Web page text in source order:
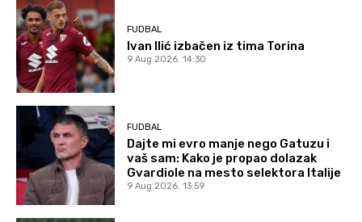
FUDBAL
Ivan Ilić izbačen iz tima Torina
9 Aug 2026. 14:30
FUDBAL
Dajte mi evro manje nego Gatuzu i
vaš sam: Kako je propao dolazak
Gvardiole na mesto selektora Italije
9 Aug 2026. 13:59